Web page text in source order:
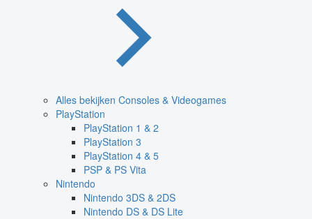
Alles bekijken Consoles & Videogames
PlayStation
PlayStation 1 & 2
PlayStation 3
PlayStation 4 & 5
PSP & PS Vita
Nintendo
Nintendo 3DS & 2DS
Nintendo DS & DS Lite